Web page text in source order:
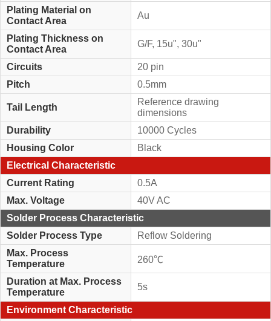
Plating Material on
Contact Area
Au
Plating Thickness on
Contact Area
G/F, 15u", 30u"
Circuits
20 pin
Pitch
0.5mm
Tail Length
Reference drawing
dimensions
Durability
10000 Cycles
Housing Color
Black
Electrical Characteristic
Current Rating
0.5A
Max. Voltage
40V AC
Solder Process Characteristic
Solder Process Type
Reflow Soldering
Max. Process
Temperature
260℃
Duration at Max. Process
Temperature
5s
Environment Characteristic